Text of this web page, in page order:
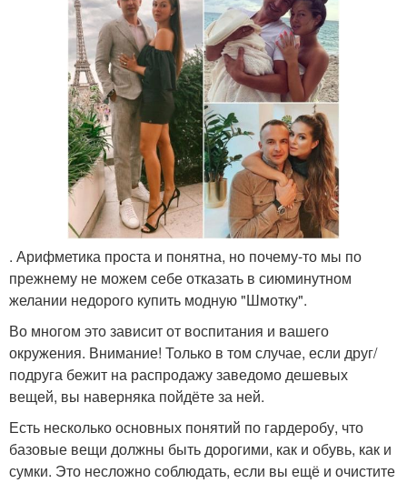
. Арифметика проста и понятна, но почему-то мы по
прежнему не можем себе отказать в сиюминутном
желании недорого купить модную "Шмотку".
Во многом это зависит от воспитания и вашего
окружения. Внимание! Только в том случае, если друг/
подруга бежит на распродажу заведомо дешевых
вещей, вы наверняка пойдёте за ней.
Есть несколько основных понятий по гардеробу, что
базовые вещи должны быть дорогими, как и обувь, как и
сумки. Это несложно соблюдать, если вы ещё и очистите